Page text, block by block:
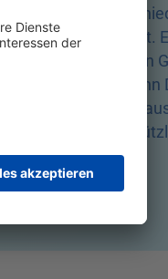
Es ist ein
eine Russin datest.
aus der russischen
hervorgehen.
den Schönheiten
erhältst Du hier
Dich auf das
vorbereiten.